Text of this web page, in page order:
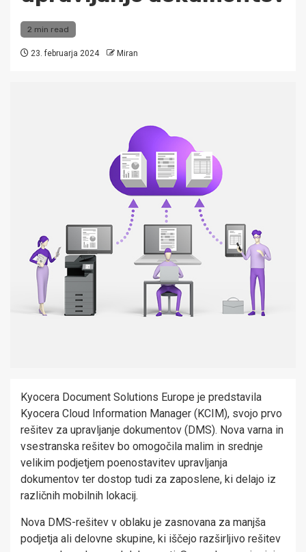
2 min read
23. februarja 2024 Miran
Kyocera Document Solutions Europe je predstavila
Kyocera Cloud Information Manager (KCIM), svojo prvo
rešitev za upravljanje dokumentov (DMS). Nova varna in
vsestranska rešitev bo omogočila malim in srednje
velikim podjetjem poenostavitev upravljanja
dokumentov ter dostop tudi za zaposlene, ki delajo iz
različnih mobilnih lokacij.
Nova DMS-rešitev v oblaku je zasnovana za manjša
podjetja ali delovne skupine, ki iščejo razširljivo rešitev